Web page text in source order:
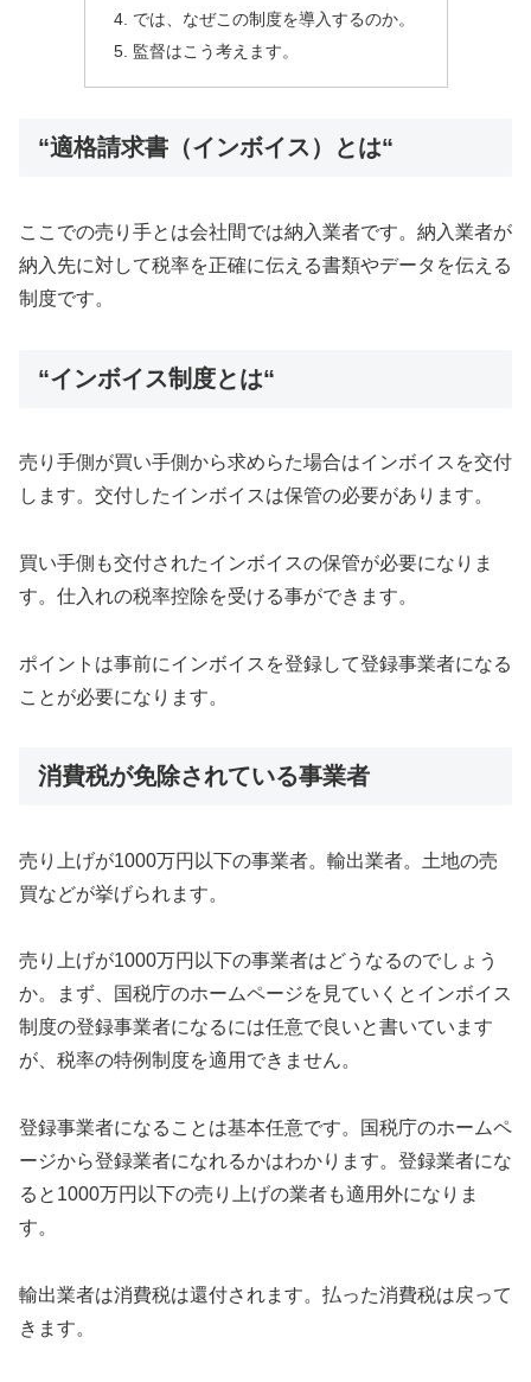
では、なぜこの制度を導入するのか。
監督はこう考えます。
“適格請求書（インボイス）とは“
ここでの売り手とは会社間では納入業者です。納入業者が
納入先に対して税率を正確に伝える書類やデータを伝える
制度です。
“インボイス制度とは“
売り手側が買い手側から求めらた場合はインボイスを交付
します。交付したインボイスは保管の必要があります。
買い手側も交付されたインボイスの保管が必要になりま
す。仕入れの税率控除を受ける事ができます。
ポイントは事前にインボイスを登録して登録事業者になる
ことが必要になります。
消費税が免除されている事業者
売り上げが1000万円以下の事業者。輸出業者。土地の売
買などが挙げられます。
売り上げが1000万円以下の事業者はどうなるのでしょう
か。まず、国税庁のホームページを見ていくとインボイス
制度の登録事業者になるには任意で良いと書いています
が、税率の特例制度を適用できません。
登録事業者になることは基本任意です。国税庁のホームペ
ージから登録業者になれるかはわかります。登録業者にな
ると1000万円以下の売り上げの業者も適用外になりま
す。
輸出業者は消費税は還付されます。払った消費税は戻って
きます。